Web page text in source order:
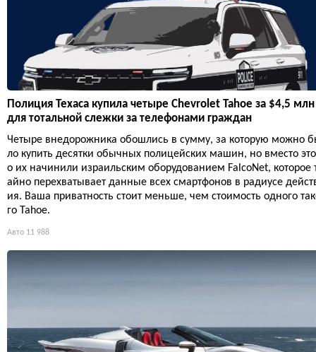
Полиция Техаса купила четыре Chevrolet Tahoe за $4,5 млн
для тотальной слежки за телефонами граждан
Четыре внедорожника обошлись в сумму, за которую можно
ло купить десятки обычных полицейских машин, но вместо
о их начинили израильским оборудованием FalcoNet, которое
айно перехватывает данные всех смартфонов в радиусе
ия. Ваша приватность стоит меньше, чем стоимость одного
го Tahoe.
Авто 11 988